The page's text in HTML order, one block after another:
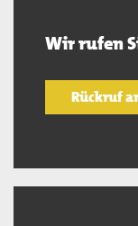
Wir rufen
Rückruf